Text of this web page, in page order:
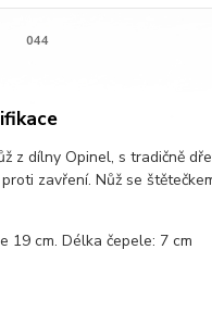
044
z dílny Opinel, s tradičně
zavření. Nůž se
19 cm. Délka čepele: 7 cm